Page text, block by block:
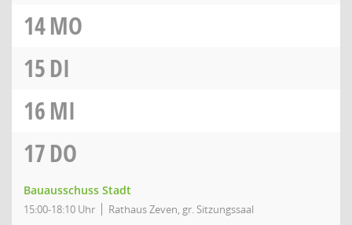
14MO
15DI
16MI
17DO
Bauausschuss Stadt
15:00-18:10 Uhr Rathaus Zeven, gr. Sitzungssaal